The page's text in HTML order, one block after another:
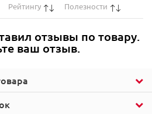
Рейтингу Полезности
отзывы по товару.
ваш отзыв.